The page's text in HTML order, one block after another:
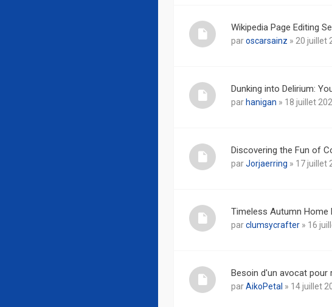
Wikipedia Page Editing
paroscarsainz » 20 juillet
Dunking into Delirium:
par hanigan » 18 juillet
Discovering the Fun of
parJorjaerring » 17 juillet
Timeless Autumn Home
parclumsycrafter » 16
Besoin d'un avocat pour
parAikoPetal » 14 juillet